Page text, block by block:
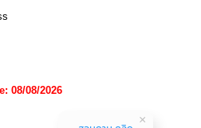
08/08/2026